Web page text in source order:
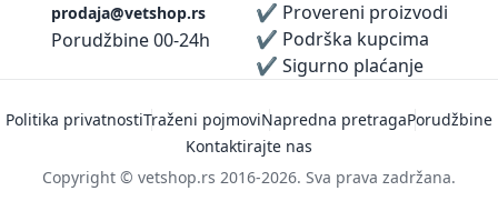
prodaja@vetshop.rs
Porudžbine 00-24h
✔ Provereni proizvodi
✔ Podrška kupcima
✔ Sigurno plaćanje
Politika privatnostiTraženi pojmoviNapredna pretragaPorudžbine
Kontaktirajte nas
Copyright © vetshop.rs 2016-2026. Sva prava zadržana.